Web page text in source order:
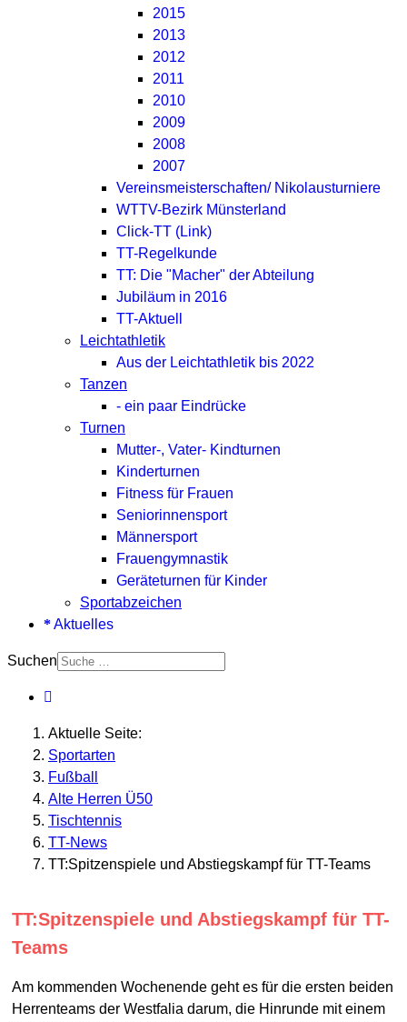
2015
2013
2012
2011
2010
2009
2008
2007
Vereinsmeisterschaften/ Nikolausturniere
WTTV-Bezirk Münsterland
Click-TT (Link)
TT-Regelkunde
TT: Die "Macher" der Abteilung
Jubiläum in 2016
TT-Aktuell
Leichtathletik
Aus der Leichtathletik bis 2022
Tanzen
- ein paar Eindrücke
Turnen
Mutter-, Vater- Kindturnen
Kinderturnen
Fitness für Frauen
Seniorinnensport
Männersport
Frauengymnastik
Geräteturnen für Kinder
Sportabzeichen
Aktuelles
Suchen
Aktuelle Seite:
Sportarten
Fußball
Alte Herren Ü50
Tischtennis
TT-News
TT:Spitzenspiele und Abstiegskampf für TT-Teams
TT:Spitzenspiele und Abstiegskampf für TT-
Teams
Am kommenden Wochenende geht es für die ersten beiden
Herrenteams der Westfalia darum, die Hinrunde mit einem